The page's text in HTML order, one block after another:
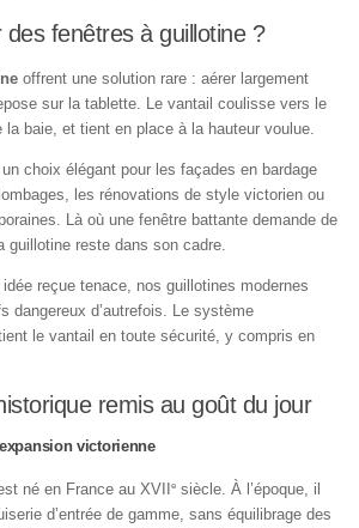
des fenêtres à guillotine ?
offrent une solution rare : aérer largement
sur la tablette. Le vantail coulisse vers le
la baie, et tient en place à la hauteur voulue.
choix élégant pour les façades en bardage
les rénovations de style victorien ou
Là où une fenêtre battante demande de
guillotine reste dans son cadre.
reçue tenace, nos guillotines modernes
dangereux d’autrefois. Le système
le vantail en toute sécurité, y compris en
remis au goût du jour
victorienne
né en France au XVII e siècle. À l’époque, il
d’entrée de gamme, sans équilibrage des